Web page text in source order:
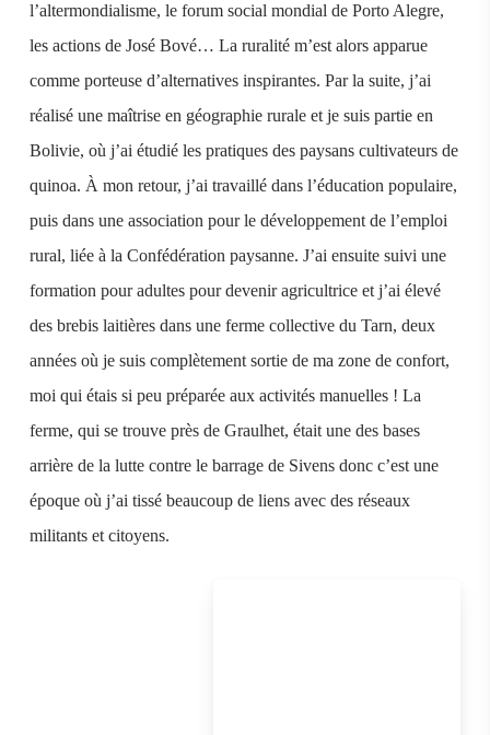
l’altermondialisme, le forum social mondial de Porto Alegre,
les actions de José Bové… La ruralité m’est alors apparue
comme porteuse d’alternatives inspirantes. Par la suite, j’ai
réalisé une maîtrise en géographie rurale et je suis partie en
Bolivie, où j’ai étudié les pratiques des paysans cultivateurs de
quinoa. À mon retour, j’ai travaillé dans l’éducation populaire,
puis dans une association pour le développement de l’emploi
rural, liée à la Confédération paysanne. J’ai ensuite suivi une
formation pour adultes pour devenir agricultrice et j’ai élevé
des brebis laitières dans une ferme collective du Tarn, deux
années où je suis complètement sortie de ma zone de confort,
moi qui étais si peu préparée aux activités manuelles ! La
ferme, qui se trouve près de Graulhet, était une des bases
arrière de la lutte contre le barrage de Sivens donc c’est une
époque où j’ai tissé beaucoup de liens avec des réseaux
militants et citoyens.